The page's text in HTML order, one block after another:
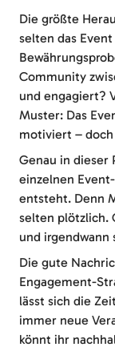
Die größte
selten das
Community
und engagiert?
Muster: Das
motiviert – doch
Genau in dieser
einzelnen
entsteht. Denn
selten plötzlich.
und irgendwann
Die gute
Engagement-
lässt sich die
immer neue
könnt ihr